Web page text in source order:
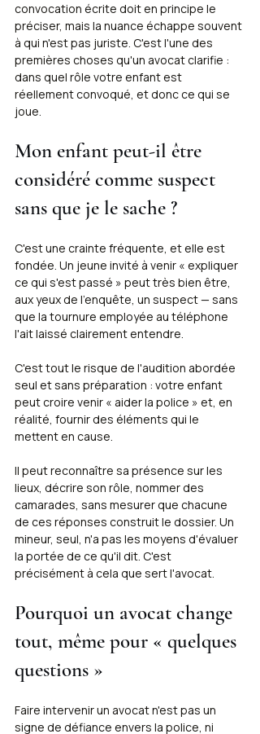
convocation écrite doit en principe le
préciser, mais la nuance échappe souvent
à qui n'est pas juriste. C'est l'une des
premières choses qu'un avocat clarifie :
dans quel rôle votre enfant est
réellement convoqué, et donc ce qui se
joue.
Mon enfant peut-il être
considéré comme suspect
sans que je le sache ?
C'est une crainte fréquente, et elle est
fondée. Un jeune invité à venir « expliquer
ce qui s'est passé » peut très bien être,
aux yeux de l'enquête, un suspect — sans
que la tournure employée au téléphone
l'ait laissé clairement entendre.
C'est tout le risque de l'audition abordée
seul et sans préparation : votre enfant
peut croire venir « aider la police » et, en
réalité, fournir des éléments qui le
mettent en cause.
Il peut reconnaître sa présence sur les
lieux, décrire son rôle, nommer des
camarades, sans mesurer que chacune
de ces réponses construit le dossier. Un
mineur, seul, n'a pas les moyens d'évaluer
la portée de ce qu'il dit. C'est
précisément à cela que sert l'avocat.
Pourquoi un avocat change
tout, même pour « quelques
questions »
Faire intervenir un avocat n'est pas un
signe de défiance envers la police, ni